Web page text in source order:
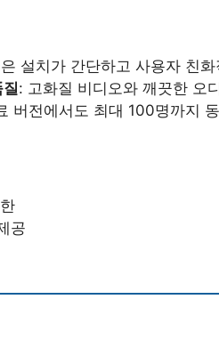
설치가 간단하고 사용자 친
: 고화질 비디오와 깨끗한 오
버전에서도 최대 100명까지
공